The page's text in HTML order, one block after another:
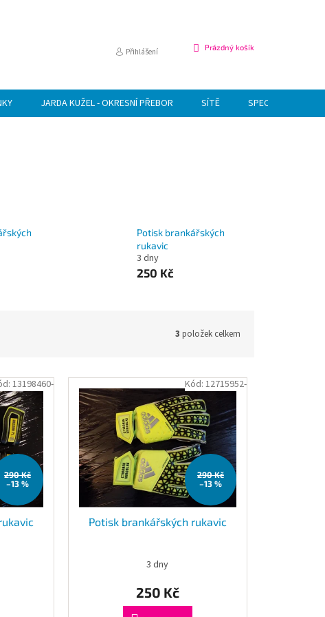
Přihlášení
NÁKUPNÍ
Prázdný košík
JARDA KUŽEL - OKRESNÍ PŘEBOR SÍTĚ SPECIÁLNÍ NABÍDKA
Potisk brankářských
rukavic
3 dny
250 Kč
3 položek celkem
290 Kč
–13 %
13198460-
290 Kč
–13 %
Potisk brankářských rukavic
3 dny
250 Kč
Kód: 12715952-